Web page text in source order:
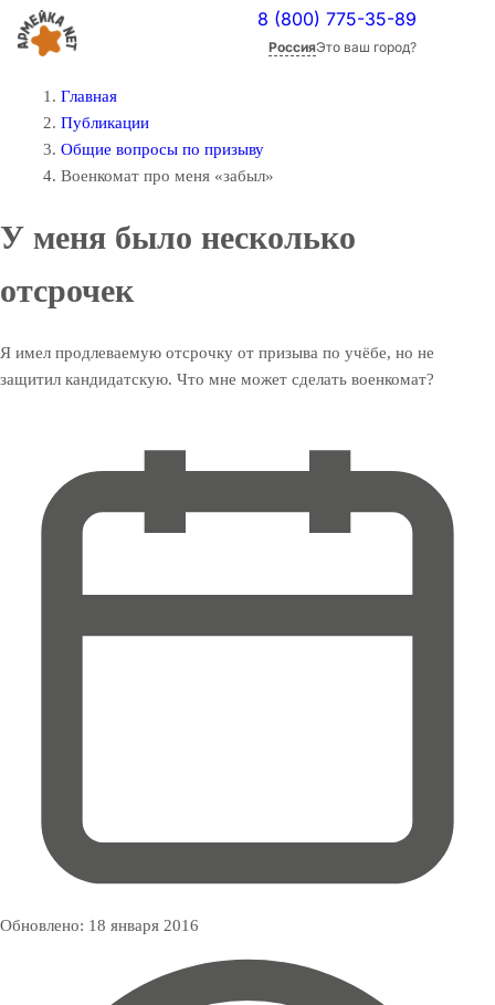
8 (800) 775-35-89
РоссияЭто ваш город?
Главная
Публикации
Общие вопросы по призыву
Военкомат про меня «забыл»
У меня было несколько
отсрочек
Я имел продлеваемую отсрочку от призыва по учёбе, но не
защитил кандидатскую. Что мне может сделать военкомат?
Обновлено: 18 января 2016